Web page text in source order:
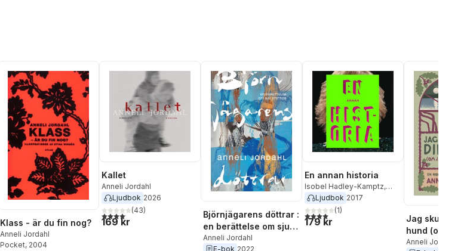
Klass - är du fin nog?
Anneli Jordahl
Pocket, 2004
Kallet
Anneli Jordahl
Ljudbok 2026
4,1utav 5 stjärnor. Totalt antal röster:
(43)
169 kr
Björnjägarens döttrar :
en berättelse om sju
systrar
Anneli Jordahl
E-bok 2022
En annan historia
Isobel Hadley-Kamptz,
Annika Lantz,Kristofer
Ahlström,Susanna
Alakoski
Ljudbok 2017
4,0utav 5 stjärnor. Totalt antal röster:
(1)
179 kr
Jag skulle
hund (om jag
finge vara i
Anneli Jordahl